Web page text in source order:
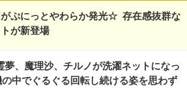
がぷにっとやわらか発光☆ 存在感抜群な
が新登場
夢、魔理沙、チルノが洗濯ネットになっ
中でぐるぐる回転し続ける姿を思わず